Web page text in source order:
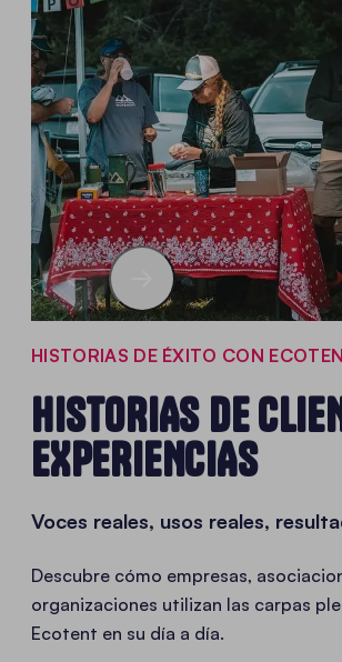
HISTORIAS DE ÉXITO CON
HISTORIAS DE
EXPERIENCIAS
Voces reales, usos reales,
Descubre cómo empresas,
organizaciones utilizan las carpas
Ecotent en su día a día.